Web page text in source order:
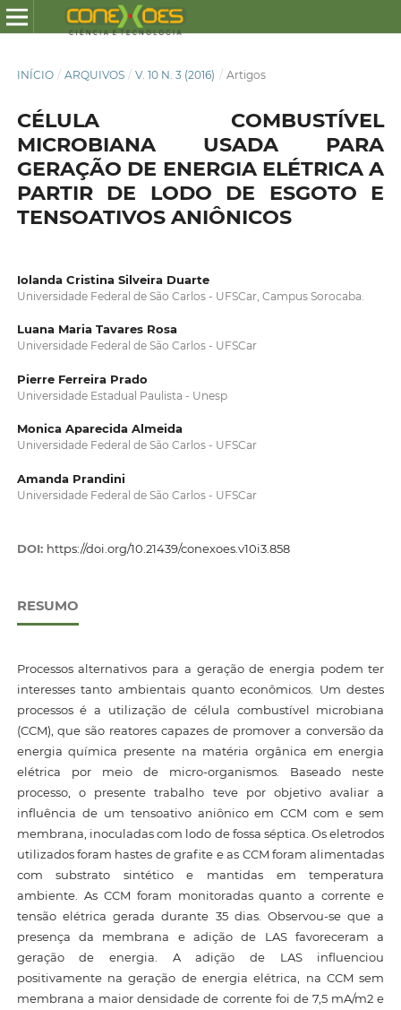
INÍCIO / ARQUIVOS / V. 10 N. 3 (2016) / Artigos
CÉLULA COMBUSTÍVEL
MICROBIANA USADA PARA
GERAÇÃO DE ENERGIA ELÉTRICA A
PARTIR DE LODO DE ESGOTO E
TENSOATIVOS ANIÔNICOS
Iolanda Cristina Silveira Duarte
Universidade Federal de São Carlos - UFSCar, Campus Sorocaba.
Luana Maria Tavares Rosa
Universidade Federal de São Carlos - UFSCar
Pierre Ferreira Prado
Universidade Estadual Paulista - Unesp
Monica Aparecida Almeida
Universidade Federal de São Carlos - UFSCar
Amanda Prandini
Universidade Federal de São Carlos - UFSCar
DOI: https://doi.org/10.21439/conexoes.v10i3.858
RESUMO
Processos alternativos para a geração de energia podem ter
interesses tanto ambientais quanto econômicos. Um destes
processos é a utilização de célula combustível microbiana
(CCM), que são reatores capazes de promover a conversão da
energia química presente na matéria orgânica em energia
elétrica por meio de micro-organismos. Baseado neste
processo, o presente trabalho teve por objetivo avaliar a
influência de um tensoativo aniônico em CCM com e sem
membrana, inoculadas com lodo de fossa séptica. Os eletrodos
utilizados foram hastes de grafite e as CCM foram alimentadas
com substrato sintético e mantidas em temperatura
ambiente. As CCM foram monitoradas quanto a corrente e
tensão elétrica gerada durante 35 dias. Observou-se que a
presença da membrana e adição de LAS favoreceram a
geração de energia. A adição de LAS influenciou
positivamente na geração de energia elétrica, na CCM sem
membrana a maior densidade de corrente foi de 7,5 mA/m2 e